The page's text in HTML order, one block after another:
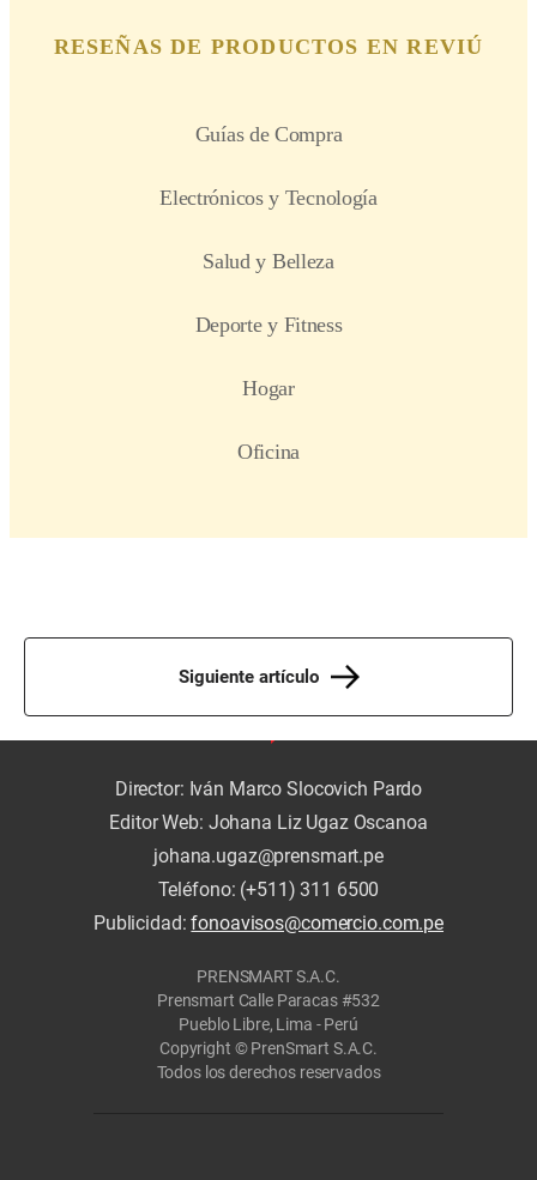
Siguiente artículo
Director: Iván Marco Slocovich Pardo
Editor Web: Johana Liz Ugaz Oscanoa
johana.ugaz@prensmart.pe
Teléfono: (+511) 311 6500
Publicidad:fonoavisos@comercio.com.pe
PRENSMART S.A.C.
Prensmart Calle Paracas #532
Pueblo Libre, Lima - Perú
Copyright © PrenSmart S.A.C.
Todos los derechos reservados